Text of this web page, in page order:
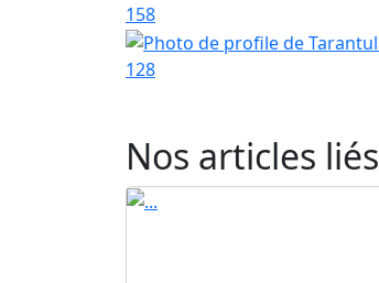
158
128
Nos articles liés